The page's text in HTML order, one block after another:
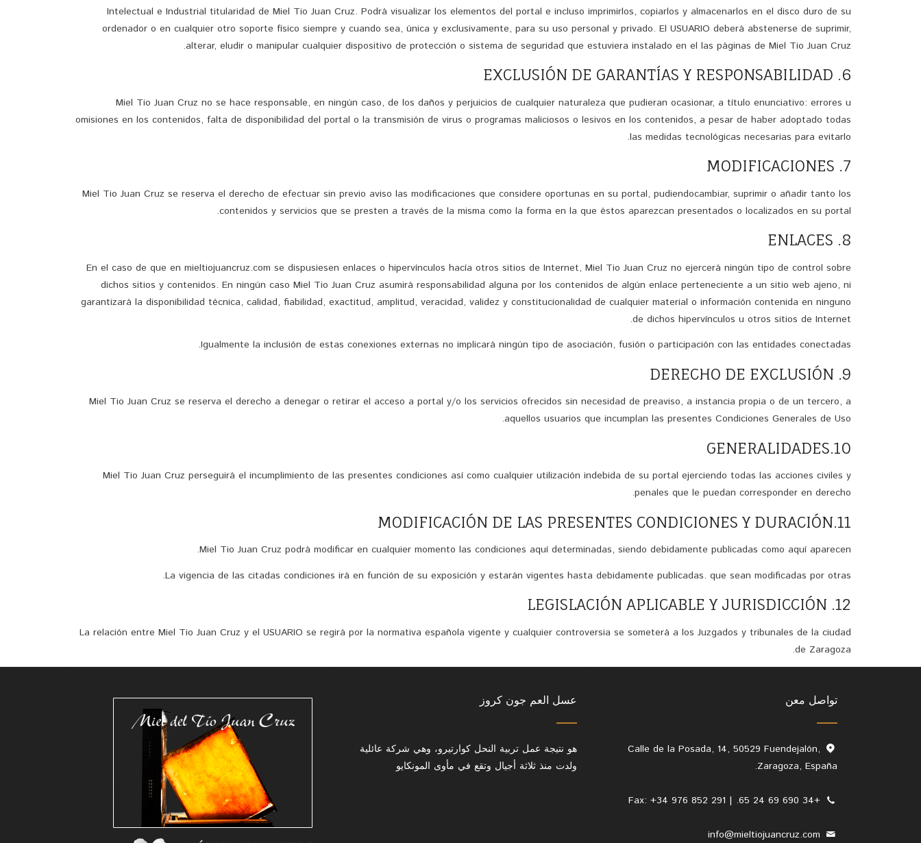
Intelectual e Industrial titularidad de Miel Tio Juan Cruz. Podrá visualizar los elementos del portal e incluso imprimirlos, copiarlos y almacenarlos en el disco duro de su
ordenador o en cualquier otro soporte físico siempre y cuando sea, única y exclusivamente, para su uso personal y privado. El USUARIO deberá abstenerse de suprimir,
alterar, eludir o manipular cualquier dispositivo de protección o sistema de seguridad que estuviera instalado en el las páginas de Miel Tio Juan Cruz.
6. EXCLUSIÓN DE GARANTÍAS Y RESPONSABILIDAD
Miel Tio Juan Cruz no se hace responsable, en ningún caso, de los daños y perjuicios de cualquier naturaleza que pudieran ocasionar, a título enunciativo: errores u
omisiones en los contenidos, falta de disponibilidad del portal o la transmisión de virus o programas maliciosos o lesivos en los contenidos, a pesar de haber adoptado todas
las medidas tecnológicas necesarias para evitarlo.
7. MODIFICACIONES
Miel Tio Juan Cruz se reserva el derecho de efectuar sin previo aviso las modificaciones que considere oportunas en su portal, pudiendocambiar, suprimir o añadir tanto los
contenidos y servicios que se presten a través de la misma como la forma en la que éstos aparezcan presentados o localizados en su portal.
8. ENLACES
En el caso de que en mieltiojuancruz.com se dispusiesen enlaces o hipervínculos hacía otros sitios de Internet, Miel Tio Juan Cruz no ejercerá ningún tipo de control sobre
dichos sitios y contenidos. En ningún caso Miel Tio Juan Cruz asumirá responsabilidad alguna por los contenidos de algún enlace perteneciente a un sitio web ajeno, ni
garantizará la disponibilidad técnica, calidad, fiabilidad, exactitud, amplitud, veracidad, validez y constitucionalidad de cualquier material o información contenida en ninguno
de dichos hipervínculos u otros sitios de Internet.
Igualmente la inclusión de estas conexiones externas no implicará ningún tipo de asociación, fusión o participación con las entidades conectadas.
9. DERECHO DE EXCLUSIÓN
Miel Tio Juan Cruz se reserva el derecho a denegar o retirar el acceso a portal y/o los servicios ofrecidos sin necesidad de preaviso, a instancia propia o de un tercero, a
aquellos usuarios que incumplan las presentes Condiciones Generales de Uso.
10.GENERALIDADES
Miel Tio Juan Cruz perseguirá el incumplimiento de las presentes condiciones así como cualquier utilización indebida de su portal ejerciendo todas las acciones civiles y
penales que le puedan corresponder en derecho.
11.MODIFICACIÓN DE LAS PRESENTES CONDICIONES Y DURACIÓN
Miel Tio Juan Cruz podrá modificar en cualquier momento las condiciones aquí determinadas, siendo debidamente publicadas como aquí aparecen.
La vigencia de las citadas condiciones irá en función de su exposición y estarán vigentes hasta debidamente publicadas. que sean modificadas por otras.
12. LEGISLACIÓN APLICABLE Y JURISDICCIÓN
La relación entre Miel Tio Juan Cruz y el USUARIO se regirá por la normativa española vigente y cualquier controversia se someterá a los Juzgados y tribunales de la ciudad
de Zaragoza.
عسل العم جون كروز
هو نتيجة عمل تربية النحل كوارتيرو، وهي شركة عائلية
ولدت منذ ثلاثة أجيال وتقع في مأوى المونكايو
تواصل معن
Calle de la Posada, 14, 50529 Fuendejalón,
Zaragoza, España.
+34 690 69 24 65. | Fax: +34 976 852 291